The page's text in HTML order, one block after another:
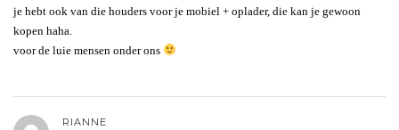
je hebt ook van die houders voor je mobiel + oplader, die kan je gewoon
kopen haha.
voor de luie mensen onder ons
RIANNE